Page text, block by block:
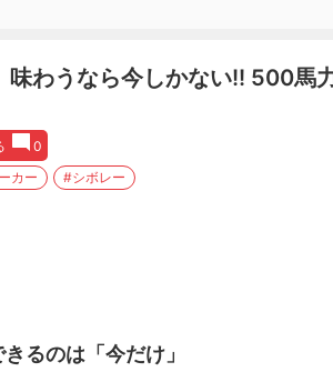
味わうなら今しかない!! 500馬
0
カー #シボレー
るのは「今だけ」